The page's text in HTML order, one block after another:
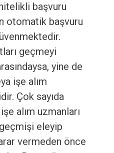
başvuru
otomatik başvuru
geçmeyi
yine de
işe alım
Çok sayıda
alım uzmanları
eleyip
vermeden önce